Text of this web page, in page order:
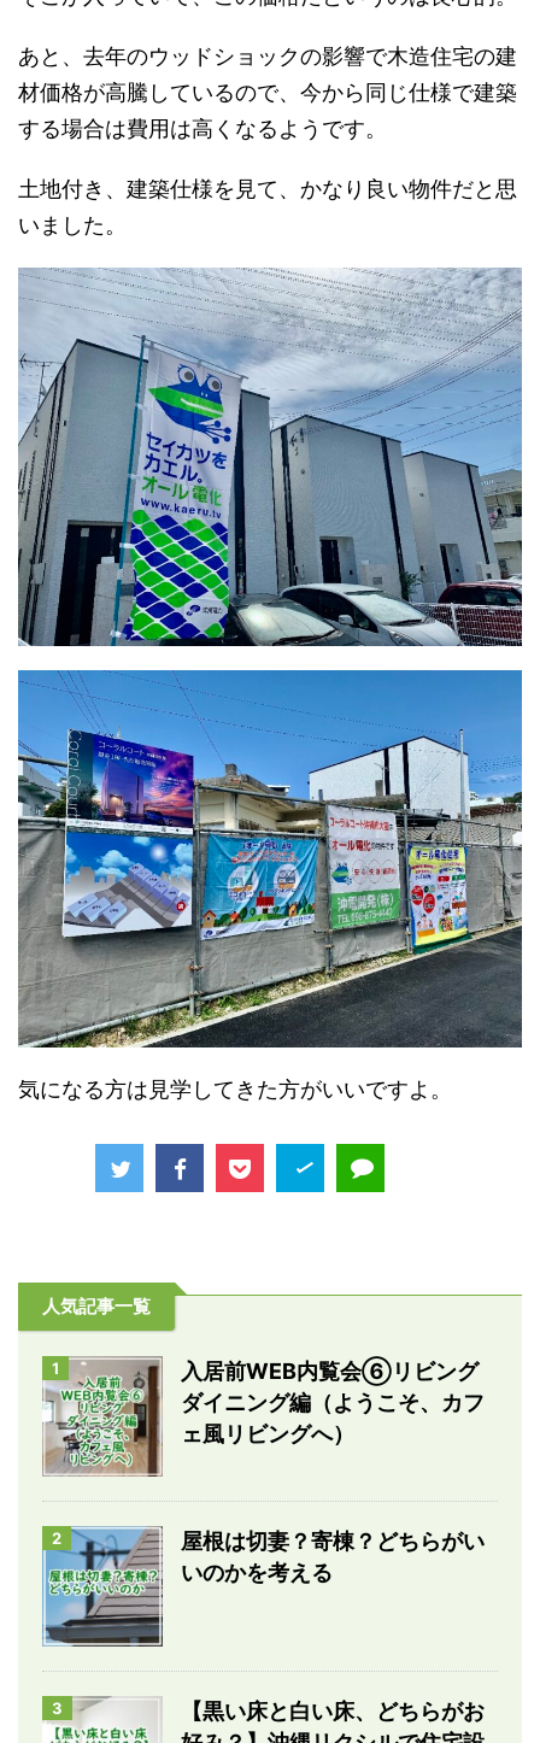
あと、去年のウッドショックの影響で木造住宅の建
材価格が高騰しているので、今から同じ仕様で建築
する場合は費用は高くなるようです。
土地付き、建築仕様を見て、かなり良い物件だと思
いました。
気になる方は見学してきた方がいいですよ。
人気記事一覧
1
入居前WEB内覧会⑥リビング
ダイニング編（ようこそ、カフ
ェ風リビングへ）
2
屋根は切妻？寄棟？どちらがい
いのかを考える
3
【黒い床と白い床、どちらがお